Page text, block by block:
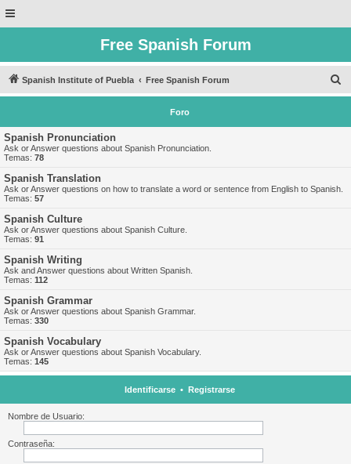
Free Spanish Forum
Spanish Institute of Puebla Free Spanish Forum
u
Foro
Spanish Pronunciation
Ask or Answer questions about Spanish Pronunciation.
Temas: 78
Spanish Translation
Ask or Answer questions on how to translate a word or sentence from English to Spanish.
Temas: 57
Spanish Culture
Ask or Answer questions about Spanish Culture.
Temas: 91
Spanish Writing
Ask and Answer questions about Written Spanish.
Temas: 112
Spanish Grammar
Ask or Answer questions about Spanish Grammar.
Temas: 330
Spanish Vocabulary
Ask or Answer questions about Spanish Vocabulary.
Temas: 145
Identificarse• Registrarse
Nombre de Usuario:
Contraseña: